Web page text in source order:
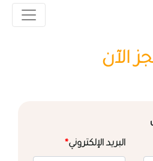
الآن
البريد الإلكتروني*